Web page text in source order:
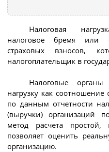
Налоговая
налоговое бремя или
страховых взносов,
налогоплательщик в
Налоговые органы
нагрузку как
по данным отчетности
(выручки) организаций
метод расчета
позволяет оценить
организацию.